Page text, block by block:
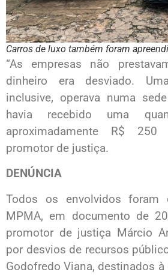
Carros de luxo também foram
“As empresas não
dinheiro era desviado.
inclusive, operava numa
havia recebido uma
aproximadamente R$
promotor de justiça.
DENÚNCIA
Todos os envolvidos foram
MPMA, em documento de
promotor de justiça Márcio
por desvios de recursos
Godofredo Viana, destinados à